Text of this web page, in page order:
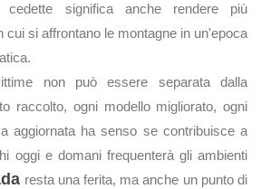
cedette significa anche rendere più
cui si affrontano le montagne in un'epoca
non può essere separata dalla
raccolto, ogni modello migliorato, ogni
aggiornata ha senso se contribuisce a
oggi e domani frequenterà gli ambienti
resta una ferita, ma anche un punto di